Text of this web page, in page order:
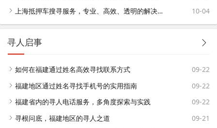
上海抵押车搜寻服务，专业、高效、透明的解决方案
10-04
寻人启事
如何在福建通过姓名高效寻找联系方式
09-22
福建地区通过姓名寻找手机号的实用指南
09-22
福建省内的寻人电话服务，多角度探索与实践
09-22
寻根问底，福建地区的寻人之道
09-21